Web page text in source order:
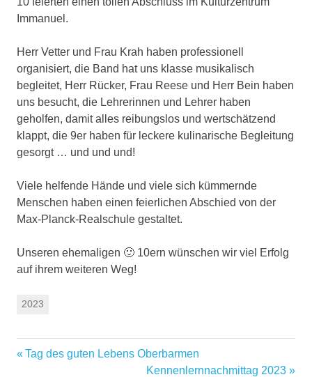
Immanuel.
Herr Vetter und Frau Krah haben professionell
organisiert, die Band hat uns klasse musikalisch
begleitet, Herr Rücker, Frau Reese und Herr Bein haben
uns besucht, die Lehrerinnen und Lehrer haben
geholfen, damit alles reibungslos und wertschätzend
klappt, die 9er haben für leckere kulinarische Begleitung
gesorgt … und und und!
Viele helfende Hände und viele sich kümmernde
Menschen haben einen feierlichen Abschied von der
Max-Planck-Realschule gestaltet.
Unseren ehemaligen 🙂 10ern wünschen wir viel Erfolg
auf ihrem weiteren Weg!
2023
Beitragsnavigation
Vorheriger
Tag des guten Lebens Oberbarmen
Nächster
Kennenlernnachmittag 2023